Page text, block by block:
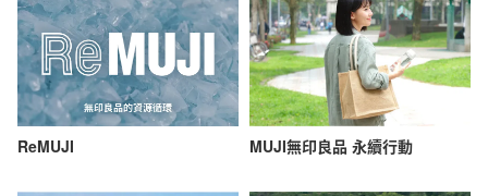
ReMUJI MUJI無印良品 永續行動